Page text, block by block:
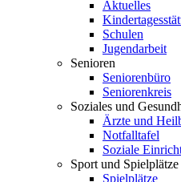
Aktuelles
Schulen
Jugendarbeit
Senioren
Seniorenbüro
Seniorenkreis
Soziales und
Ärzte und
Notfalltafel
Soziale
Sport und Spielplätze
Spielplätze